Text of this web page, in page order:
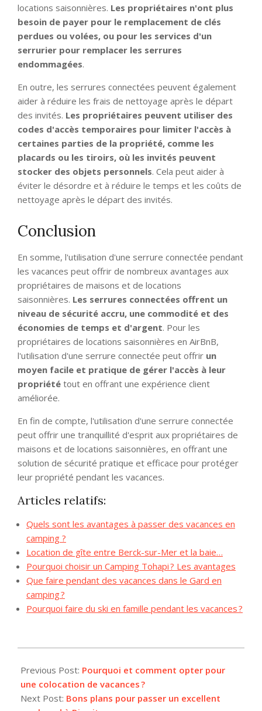
locations saisonnières. Les propriétaires n'ont plus
besoin de payer pour le remplacement de clés
perdues ou volées, ou pour les services d'un
serrurier pour remplacer les serrures
endommagées.
En outre, les serrures connectées peuvent également
aider à réduire les frais de nettoyage après le départ
des invités. Les propriétaires peuvent utiliser des
codes d'accès temporaires pour limiter l'accès à
certaines parties de la propriété, comme les
placards ou les tiroirs, où les invités peuvent
stocker des objets personnels. Cela peut aider à
éviter le désordre et à réduire le temps et les coûts de
nettoyage après le départ des invités.
Conclusion
En somme, l'utilisation d'une serrure connectée pendant
les vacances peut offrir de nombreux avantages aux
propriétaires de maisons et de locations
saisonnières. Les serrures connectées offrent un
niveau de sécurité accru, une commodité et des
économies de temps et d'argent. Pour les
propriétaires de locations saisonnières en AirBnB,
l'utilisation d'une serrure connectée peut offrir un
moyen facile et pratique de gérer l'accès à leur
propriété tout en offrant une expérience client
améliorée.
En fin de compte, l'utilisation d'une serrure connectée
peut offrir une tranquillité d'esprit aux propriétaires de
maisons et de locations saisonnières, en offrant une
solution de sécurité pratique et efficace pour protéger
leur propriété pendant les vacances.
Articles relatifs:
Quels sont les avantages à passer des vacances en
camping ?
Location de gîte entre Berck-sur-Mer et la baie…
Pourquoi choisir un Camping Tohapi ? Les avantages
Que faire pendant des vacances dans le Gard en
camping ?
Pourquoi faire du ski en famille pendant les vacances ?
06-
16
Previous Post: Pourquoi et comment opter pour
une colocation de vacances ?
Next Post: Bons plans pour passer un excellent